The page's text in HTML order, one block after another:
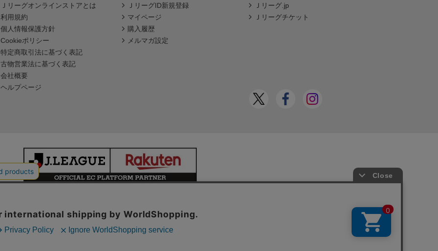
Ｊリーグオンラインストアとは
利用規約
個人情報保護方針
Cookieポリシー
特定商取引法に基づく表記
古物営業法に基づく表記
会社概要
ヘルプページ
ＪリーグID新規登録
マイページ
購入履歴
メルマガ設定
Ｊリーグ.jp
Ｊリーグチケット
本サイトで使用している文章・画像等の無断での複製・転載を禁止します。
© JAPAN PROFESSIONAL FOOTBALL LEAGUE Rakuten Group, Inc.
ALL RIGHTS RESERVED.